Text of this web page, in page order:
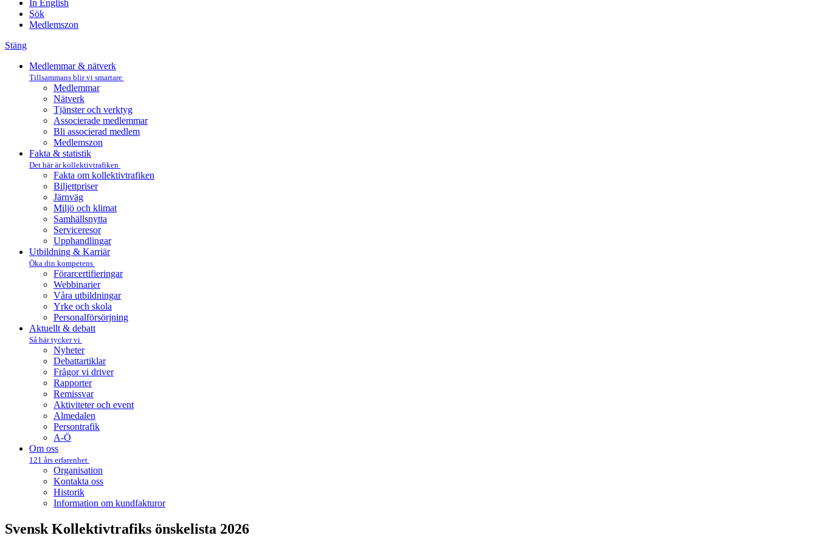
In English
Sök
Medlemszon
Stäng
Medlemmar & nätverk
Tillsammans blir vi smartare
Medlemmar
Nätverk
Tjänster och verktyg
Associerade medlemmar
Bli associerad medlem
Medlemszon
Fakta & statistik
Det här är kollektivtrafiken
Fakta om kollektivtrafiken
Biljettpriser
Järnväg
Miljö och klimat
Samhällsnytta
Serviceresor
Upphandlingar
Utbildning & Karriär
Öka din kompetens
Förarcertifieringar
Webbinarier
Våra utbildningar
Yrke och skola
Personalförsörjning
Aktuellt & debatt
Så här tycker vi
Nyheter
Debattartiklar
Frågor vi driver
Rapporter
Remissvar
Aktiviteter och event
Almedalen
Persontrafik
A-Ö
Om oss
121 års erfarenhet
Organisation
Kontakta oss
Historik
Information om kundfakturor
Svensk Kollektivtrafiks önskelista 2026